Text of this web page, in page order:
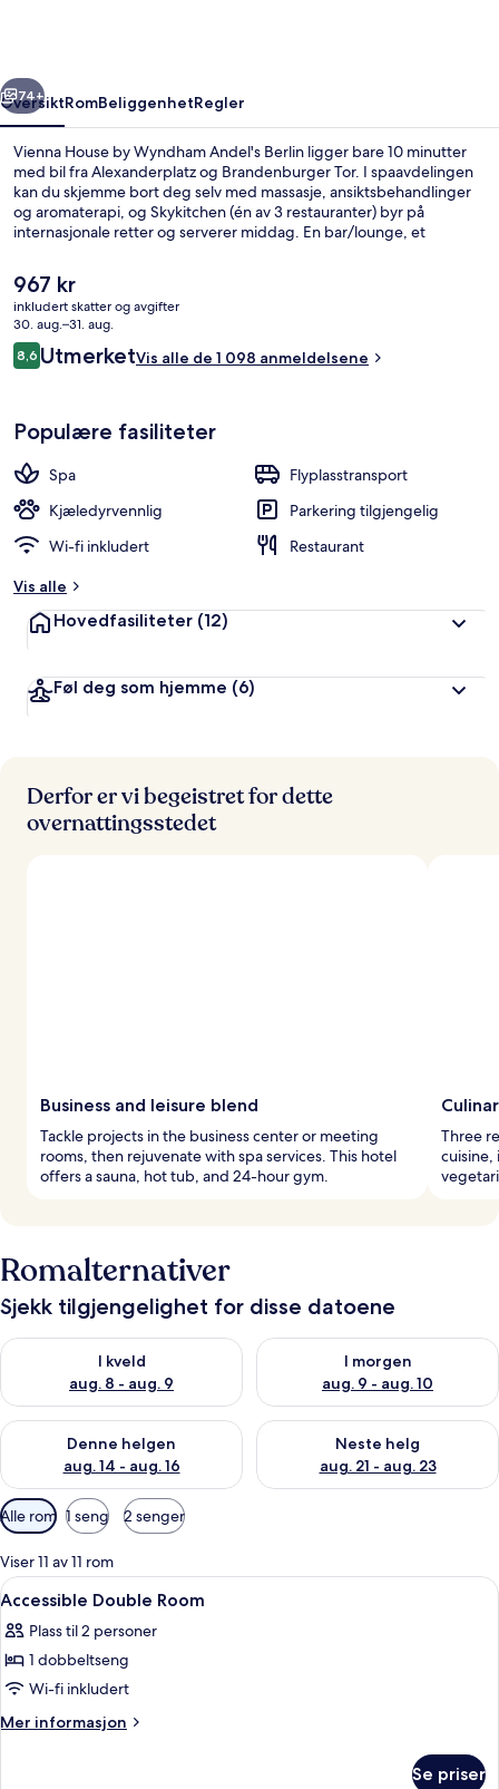
Neste
74+
OversiktRomBeliggenhetRegler
Vienna House by Wyndham Andel's Berlin ligger bare 10 minutter
med bil fra Alexanderplatz og Brandenburger Tor. I spaavdelingen
kan du skjemme bort deg selv med massasje, ansiktsbehandlinger
og aromaterapi, og Skykitchen (én av 3 restauranter) byr på
internasjonale retter og serverer middag. En bar/lounge, et
du kan glede deg til hvis du bestiller overnatting på dette hotellet i
luksuriøs stil. Andre reisende liker at det er kort avstand til
kollektivtransport: Det tar 5 minutter å gå til Karl-Lade-Straße
trikkeholdeplass og 5 minutter å gå til Oderbruchstraße
trikkeholdeplass.
Den
nåværende
prisen
er
967 kr
967 kr
inkludert skatter og avgifter
30. aug.–31. aug.
Anmeldelser
8,68,6 av 10 –
UtmerketVis alle de 1 098 anmeldelsene
Populære fasiliteter
Spa
Flyplasstransport
Kjæledyrvennlig
Parkering tilgjengelig
Wi-fi inkludert
Restaurant
Vis alle
Hovedfasiliteter (12)
Føl deg som hjemme (6)
Derfor er vi begeistret for dette
overnattingsstedet
Business and leisure blend
Tackle projects in the business center or meeting
rooms, then rejuvenate with spa services. This hotel
offers a sauna, hot tub, and 24-hour gym.
Three
cuisine,
Romalternativer
Sjekk tilgjengelighet for disse datoene
I kveld
aug. 8 - aug. 9
Sjekk tilgjengelighet for i kveld, aug. 8 - aug. 9
I morgen
aug. 9 - aug. 10
Sjekk tilgjengelighet for i
Denne helgen
aug. 14 - aug. 16
Sjekk tilgjengelighet for denne helgen, aug. 14 - aug. 16
Neste helg
aug. 21 - aug. 23
Sjekk tilgjengelighet for
Tilgjengelige
filtre
for
rom
Alle rom 1 seng 2 senger
Viser 11 av 11 rom
Åpne
alle
bildene
av
Accessible
Double
Safe på rommet, skrivebord og
7
Accessible Double Room
Plass til 2 personer
1 dobbeltseng
Wi-fi inkludert
Mer informasjon
Mer
Se priser